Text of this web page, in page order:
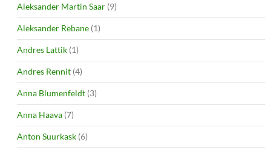
Aleksander Martin Saar (9)
Aleksander Rebane (1)
Andres Lattik (1)
Andres Rennit (4)
Anna Blumenfeldt (3)
Anna Haava (7)
Anton Suurkask (6)